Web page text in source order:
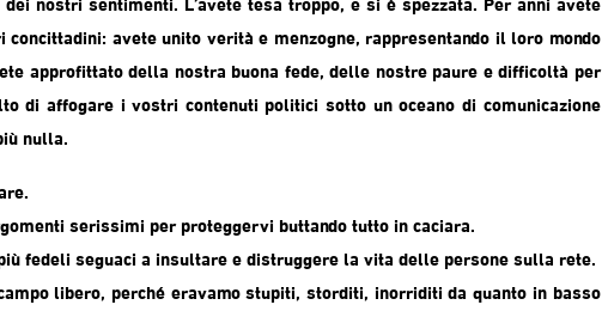
nostri sentimenti. L’avete tesa troppo, e si è spezzata. Per anni avete
avete unito verità e menzogne, rappresentando il loro mondo
approfittato della nostra buona fede, delle nostre paure e difficoltà per
di affogare i vostri contenuti politici sotto un oceano di comunicazione
nulla.
serissimi per proteggervi buttando tutto in caciara.
fedeli seguaci a insultare e distruggere la vita delle persone sulla rete.
libero, perché eravamo stupiti, storditi, inorriditi da quanto in basso